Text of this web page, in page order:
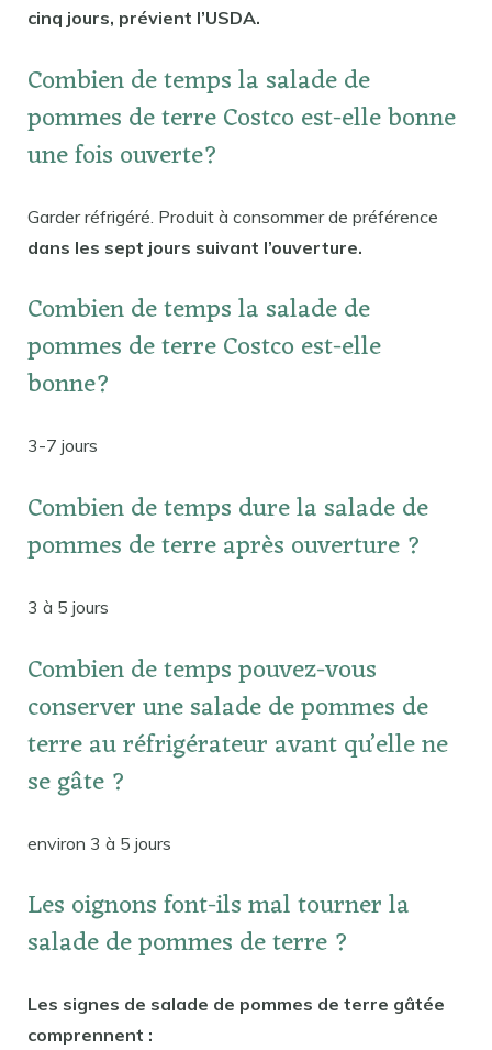
cinq jours, prévient l’USDA.
Combien de temps la salade de
pommes de terre Costco est-elle bonne
une fois ouverte?
Garder réfrigéré. Produit à consommer de préférence
dans les sept jours suivant l’ouverture.
Combien de temps la salade de
pommes de terre Costco est-elle
bonne?
3-7 jours
Combien de temps dure la salade de
pommes de terre après ouverture ?
3 à 5 jours
Combien de temps pouvez-vous
conserver une salade de pommes de
terre au réfrigérateur avant qu’elle ne
se gâte ?
environ 3 à 5 jours
Les oignons font-ils mal tourner la
salade de pommes de terre ?
Les signes de salade de pommes de terre gâtée
comprennent :